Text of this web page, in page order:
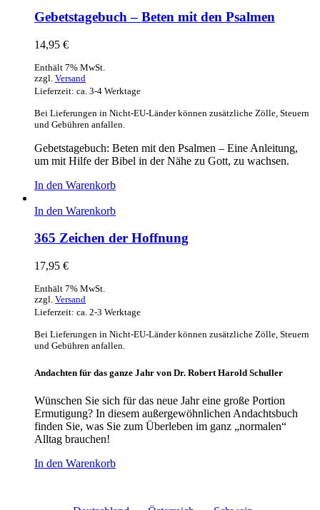
Gebetstagebuch – Beten mit den Psalmen
14,95 €
Enthält 7% MwSt.
zzgl. Versand
Lieferzeit: ca. 3-4 Werktage
Bei Lieferungen in Nicht-EU-Länder können zusätzliche Zölle, Steuern
und Gebühren anfallen.
Gebetstagebuch: Beten mit den Psalmen – Eine Anleitung,
um mit Hilfe der Bibel in der Nähe zu Gott, zu wachsen.
In den Warenkorb
In den Warenkorb
365 Zeichen der Hoffnung
17,95 €
Enthält 7% MwSt.
zzgl. Versand
Lieferzeit: ca. 2-3 Werktage
Bei Lieferungen in Nicht-EU-Länder können zusätzliche Zölle, Steuern
und Gebühren anfallen.
Andachten für das ganze Jahr von Dr. Robert Harold Schuller
Wünschen Sie sich für das neue Jahr eine große Portion
Ermutigung? In diesem außergewöhnlichen Andachtsbuch
finden Sie, was Sie zum Überleben im ganz „normalen“
Alltag brauchen!
In den Warenkorb